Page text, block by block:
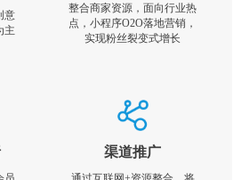
意
主
整合商家资源，面向行业热
点，小程序O2O落地营销，
实现粉丝裂变式增长
渠道推广